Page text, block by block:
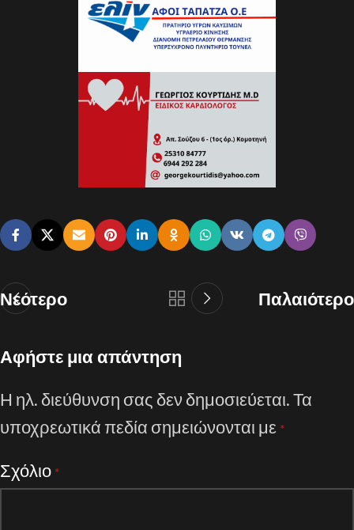
Νεότερο Παλαιότερο
Αφήστε μια απάντηση
Η ηλ. διεύθυνση σας δεν δημοσιεύεται.Τα
υποχρεωτικά πεδία σημειώνονται με *
Σχόλιο *